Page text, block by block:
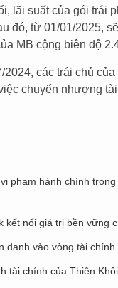
lãi suất của gói trái
đó, từ 01/01/2025,
MB cộng biên độ
2024, các trái chủ
chuyển nhượng
phạm hành chính
kết nối giá trị bền vững
danh vào vòng tài
tài chính của Thiên